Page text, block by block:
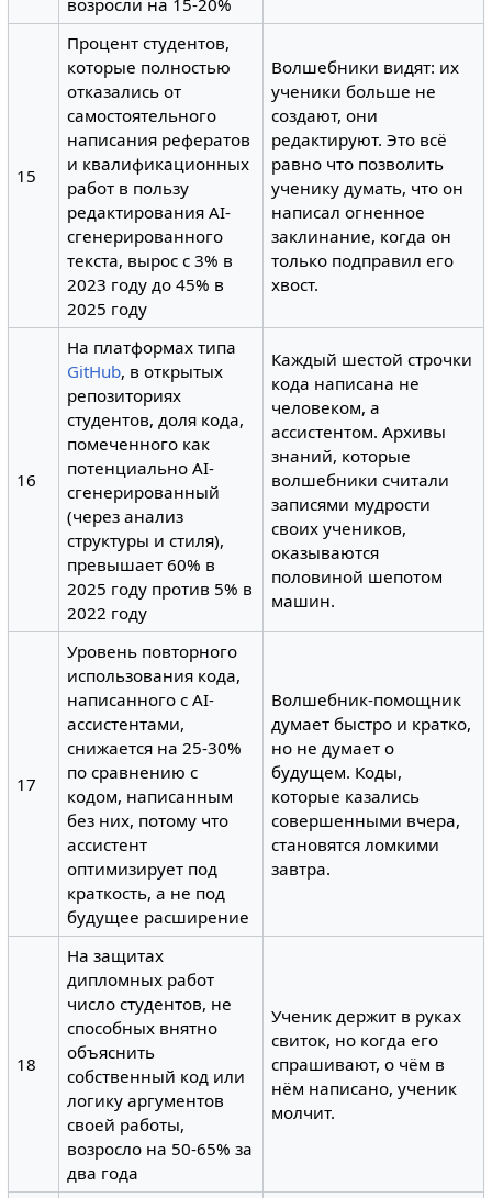
15
Процент студентов,
которые полностью
отказались от
самостоятельного
написания рефератов
и квалификационных
работ в пользу
редактирования AI-
сгенерированного
текста, вырос с 3% в
2023 году до 45% в
2025 году
Волшебники видят: их
ученики больше не
создают, они
редактируют. Это всё
равно что позволить
ученику думать, что он
написал огненное
заклинание, когда он
только подправил его
хвост.
16
На платформах типа
GitHub, в открытых
репозиториях
студентов, доля кода,
помеченного как
потенциально AI-
сгенерированный
(через анализ
структуры и стиля),
превышает 60% в
2025 году против 5% в
2022 году
Каждый шестой строчки
кода написана не
человеком, а
ассистентом. Архивы
знаний, которые
волшебники считали
записями мудрости
своих учеников,
оказываются
половиной шепотом
машин.
17
Уровень повторного
использования кода,
написанного с AI-
ассистентами,
снижается на 25-30%
по сравнению с
кодом, написанным
без них, потому что
ассистент
оптимизирует под
краткость, а не под
будущее расширение
Волшебник-помощник
думает быстро и кратко,
но не думает о
будущем. Коды,
которые казались
совершенными вчера,
становятся ломкими
завтра.
18
На защитах
дипломных работ
число студентов, не
способных внятно
объяснить
собственный код или
логику аргументов
своей работы,
возросло на 50-65% за
два года
Ученик держит в руках
свиток, но когда его
спрашивают, о чём в
нём написано, ученик
молчит.